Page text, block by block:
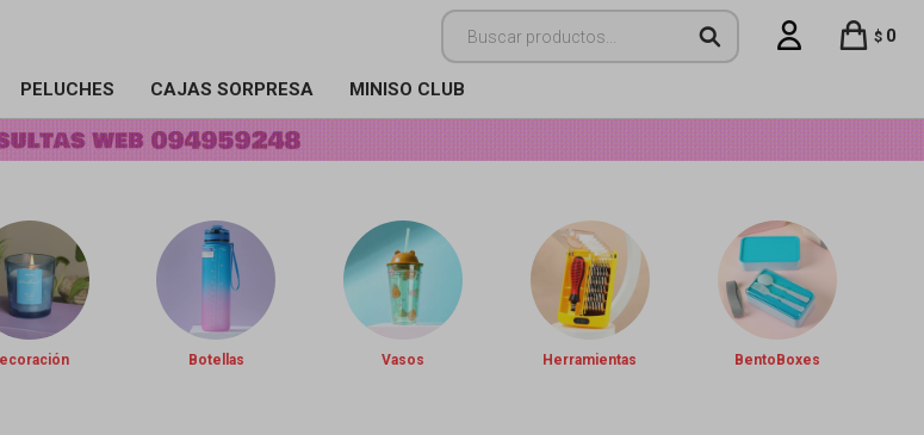
PELUCHES CAJAS SORPRESA MINISO CLUB
$ 0
Botellas Vasos Herramientas BentoBoxes